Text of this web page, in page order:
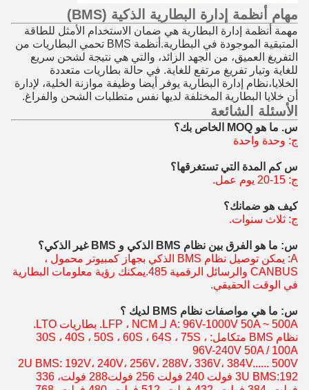
مهام أنظمة إدارة البطارية الذكية (BMS)
مهمة أنظمة إدارة البطارية هي ضمان الاستخدام الأمثل للطاقة
المتبقية الموجودة في البطارية.أنظمة BMS تحمي البطاريات من
التفريغ العميق، من الجهد الزائد، والتي هي نتيجة لشحن سريع
للغاية وتيار تفريغ مرتفع للغاية. في حالة بطاريات متعددة
الخلايا،نظام إدارة البطارية يوفر أيضا وظيفة موازنة الخلية، لإدارة
أن خلايا البطارية المختلفة لديها نفس متطلبات الشحن والفراغ.
الأسئلة الشائعة
س. ما هو MOQ الخاص بك؟
ج: وحدة واحدة
س كم المدة التي تستغرقها؟
ج: 15-20 يوم عمل.
كيف هو ضمانك؟
ج: ثلاث سنوات.
س: ما هو الفرق بين نظام BMS الذكي و BMS غير الذكي؟
A: يمكن توصيل نظام BMS الذكي بجهاز كمبيوتر محمول ،
CANBUS و
الرسائل الرقمية 485.
يمكنك رؤية معلومات البطارية
في الوقت الحقيقي.
س: ما هي مواصفات نظام BMS لديك ؟
A: 96V-1000V 50A ~ 500A لـ LFP ، NCM. بطاريات LTO.
نظام BMS متكامل: 30S ، 40S ، 50S ، 60S ، 64S ، 75S ،
96V-240V 50A / 100A
2U BMS: 192V، 240V، 256V، 288V، 336V، 384V...... 500V
3U BMS:192 فولت 240 فولت 256 فولت
288 فولت، 336